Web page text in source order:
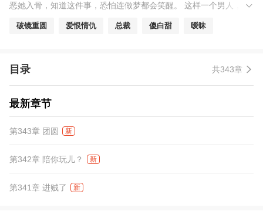
恶她入骨，知道这件事，恐怕连做梦都会笑醒。 这样一个男人，却
破镜重圆 爱恨情仇 总裁 傻白甜 暧昧
目录 共343章
最新章节
第343章 团圆 新
第342章 陪你玩儿？ 新
第341章 进贼了 新